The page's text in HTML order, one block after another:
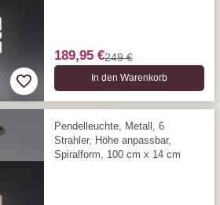
189,95 €249 €
In den Warenkorb
Pendelleuchte, Metall, 6
Strahler, Höhe anpassbar,
Spiralform, 100 cm x 14 cm